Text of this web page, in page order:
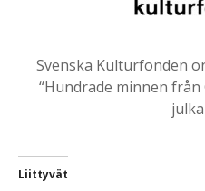
Svenska Kulturfonden
“Hundrade minnen
Liittyvät